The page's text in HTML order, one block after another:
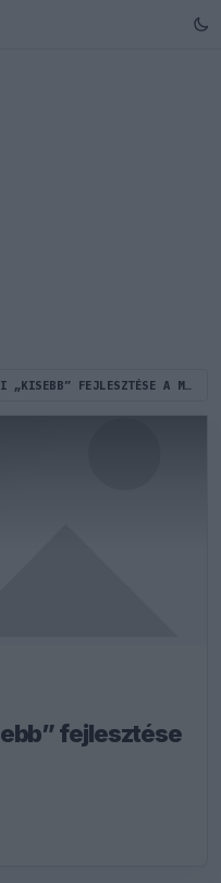
EZ LEHET A FERRARI „KISEBB” FEJLESZTÉSE A MIAMI NAGYDÍJRA
fejlesztése